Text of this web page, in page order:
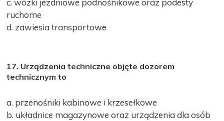
c. wózki jezdniowe podnośnikowe oraz podesty
ruchome
d. zawiesia transportowe
17. Urządzenia techniczne objęte dozorem
technicznym to
a. przenośniki kabinowe i krzesełkowe
b. układnice magazynowe oraz urządzenia dla osób